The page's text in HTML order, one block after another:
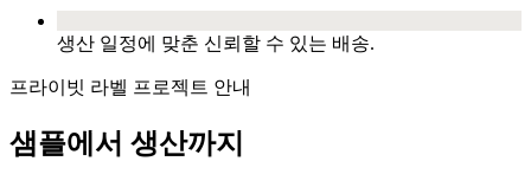
생산 일정에 맞춘 신뢰할 수 있는 배송.
프라이빗 라벨 프로젝트 안내
샘플에서 생산까지